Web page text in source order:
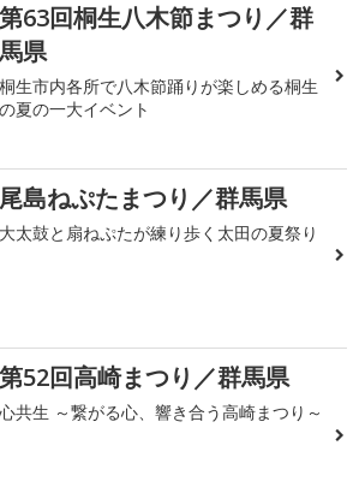
第63回桐生八木節まつり／群
馬県
桐生市内各所で八木節踊りが楽しめる桐生
の夏の一大イベント
尾島ねぷたまつり／群馬県
大太鼓と扇ねぷたが練り歩く太田の夏祭り
第52回高崎まつり／群馬県
心共生 ～繋がる心、響き合う高崎まつり～